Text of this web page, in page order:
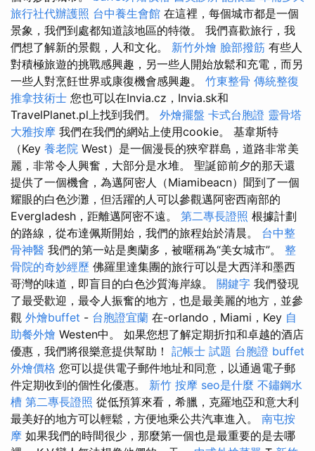
旅行社代辦護照 台中養生會館 在這裡，每個城市都是一個
景象，我們到處都知道該地區的特徵。 我們喜歡旅行，我
們想了解新的景觀，人和文化。 新竹外燴 臉部撥筋 有些人
對積極旅遊的挑戰感興趣，另一些人開始放鬆和充電，而另
一些人對烹飪世界或康復機會感興趣。 竹東整骨 傳統整復
推拿技術士 您也可以在Invia.cz，Invia.sk和
TravelPlanet.pl上找到我們。 外燴擺盤 卡式台胞證 靈骨塔
大雅按摩 我們在我們的網站上使用cookie。 基韋斯特
（Key 養老院 West）是一個漫長的狹窄群島，道路非常美
麗，非常令人興奮，大部分是水堆。 聖誕節前夕的那天還
提供了一個機會，為邁阿密人（Miamibeacn）聞到了一個
耀眼的白色沙灘，但活躍的人可以參觀邁阿密西南部的
Evergladesh，距離邁阿密不遠。 第二專長證照 根據計劃
的路線，從布達佩斯開始，我們的旅程始於清晨。 台中整
骨神醫 我們的第一站是奧蘭多，被暱稱為“美女城市”。 整
骨院的奇妙經歷 佛羅里達集團的旅行可以是大西洋和墨西
哥灣的味道，即盲目的白色沙質海岸線。 關鍵字 我們發現
了最受歡迎，最令人振奮的地方，也是最美麗的地方，並參
觀 外燴buffet - 台胞證宜蘭 在-orlando，Miami，Key 自
助餐外燴 Westen中。 如果您想了解定期折扣和卓越的酒店
優惠，我們將很樂意提供幫助！ 記帳士 試題 台胞證 buffet
外燴價格 您可以提供電子郵件地址和同意，以通過電子郵
件定期收到的個性化優惠。 新竹 按摩 seo是什麼 不鏽鋼水
槽 第二專長證照 從低預算來看，希臘，克羅地亞和意大利
最美好的地方可以輕鬆，方便地乘公共汽車進入。 南屯按
摩 如果我們的時間很少，那麼第一個也是最重要的是去哪